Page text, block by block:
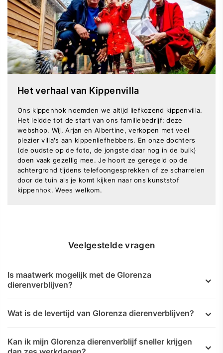
Het verhaal van Kippenvilla
Ons kippenhok noemden we altijd liefkozend kippenvilla.
Het leidde tot de start van ons familiebedrijf: deze
webshop. Wij, Arjan en Albertine, verkopen met veel
plezier villa's aan kippenliefhebbers. En onze dochters
(de oudste op de foto, de jongste daar nog in de buik)
doen vaak gezellig mee. Je hoort ze geregeld op de
achtergrond tijdens telefoongesprekken of ze scharrelen
door de tuin als je komt kijken naar ons kunststof
kippenhok. Wees welkom.
Veelgestelde vragen
Is maatwerk mogelijk met de Glorenza
dierenverblijven?
Wat is de levertijd van Glorenza dierenverblijven?
Kan ik mijn Glorenza dierenverblijf sneller krijgen